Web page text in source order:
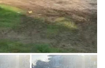
kullanılacaktır.
yer alan panel
ilişkin detaylı bilgi
Çerez Bilgilendirme